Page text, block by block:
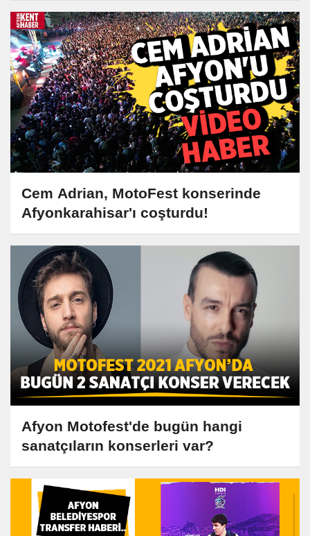
Cem Adrian, MotoFest konserinde
Afyonkarahisar'ı coşturdu!
Afyon Motofest'de bugün hangi
sanatçıların konserleri var?